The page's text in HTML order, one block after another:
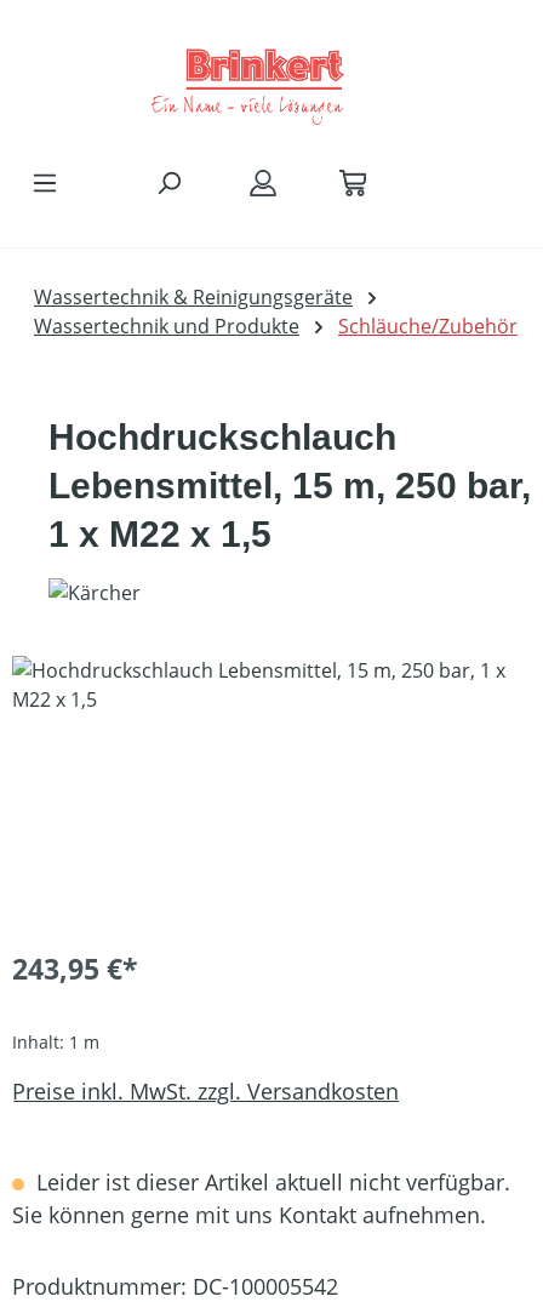
Wassertechnik & Reinigungsgeräte
Wassertechnik und Produkte
Schläuche/Zubehör
Hochdruckschlauch
Lebensmittel, 15 m, 250 bar,
1 x M22 x 1,5
Bildergalerie überspringen
243,95 €*
Inhalt: 1 m
Preise inkl. MwSt. zzgl. Versandkosten
Leider ist dieser Artikel aktuell nicht verfügbar.
Sie können gerne mit uns Kontakt aufnehmen.
Produktnummer: DC-100005542